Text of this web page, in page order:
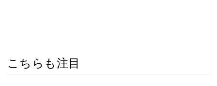
こちらも注目